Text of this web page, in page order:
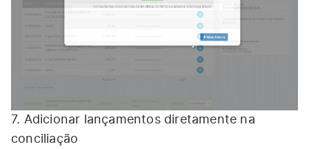
7. Adicionar lançamentos diretamente na
conciliação